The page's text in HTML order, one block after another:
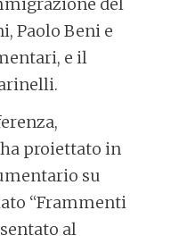
del
Paolo Beni e
e il
proiettato in
su
“Frammenti
al